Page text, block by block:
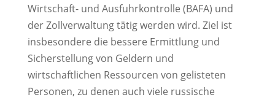
Wirtschaft- und Ausfuhrkontrolle (BAFA) und
der Zollverwaltung tätig werden wird. Ziel ist
insbesondere die bessere Ermittlung und
Sicherstellung von Geldern und
wirtschaftlichen Ressourcen von gelisteten
Personen, zu denen auch viele russische